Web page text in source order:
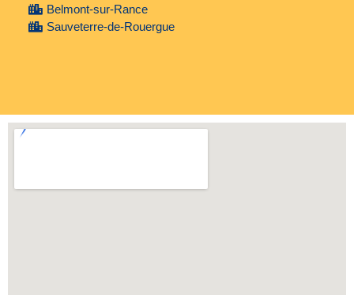
Belmont-sur-Rance
Sauveterre-de-Rouergue